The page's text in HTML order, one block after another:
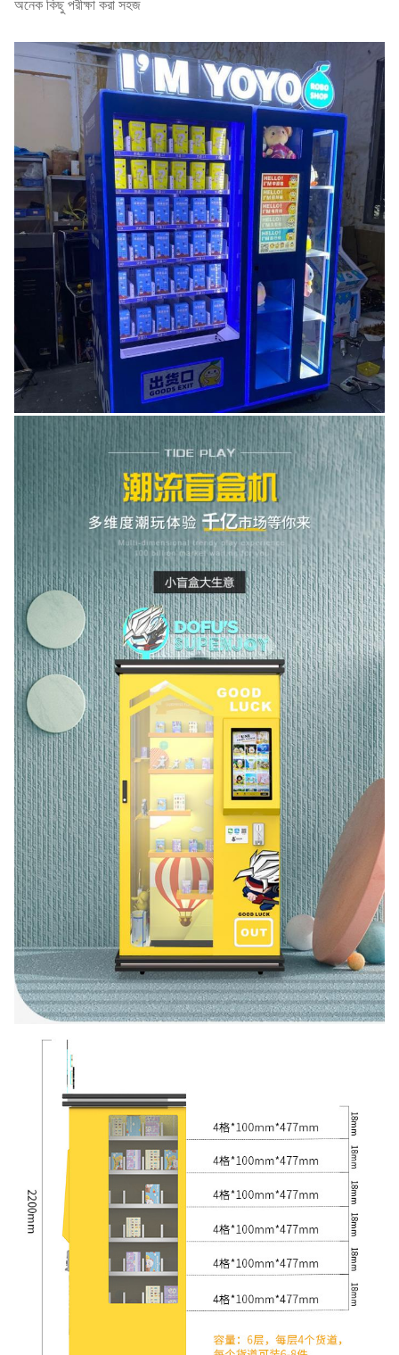
অনেক কিছু পরীক্ষা করা সহজ